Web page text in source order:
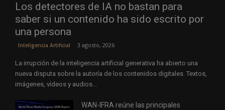
Los detectores de IA no bastan para
saber si un contenido ha sido escrito por
una persona
Inteligencia Artificial 3 agosto, 2026
La irrupción de la inteligencia artificial generativa ha abierto una
nueva disputa sobre la autoría de los contenidos digitales. Textos,
imágenes, vídeos y audios...
WAN-IFRA reúne las principales